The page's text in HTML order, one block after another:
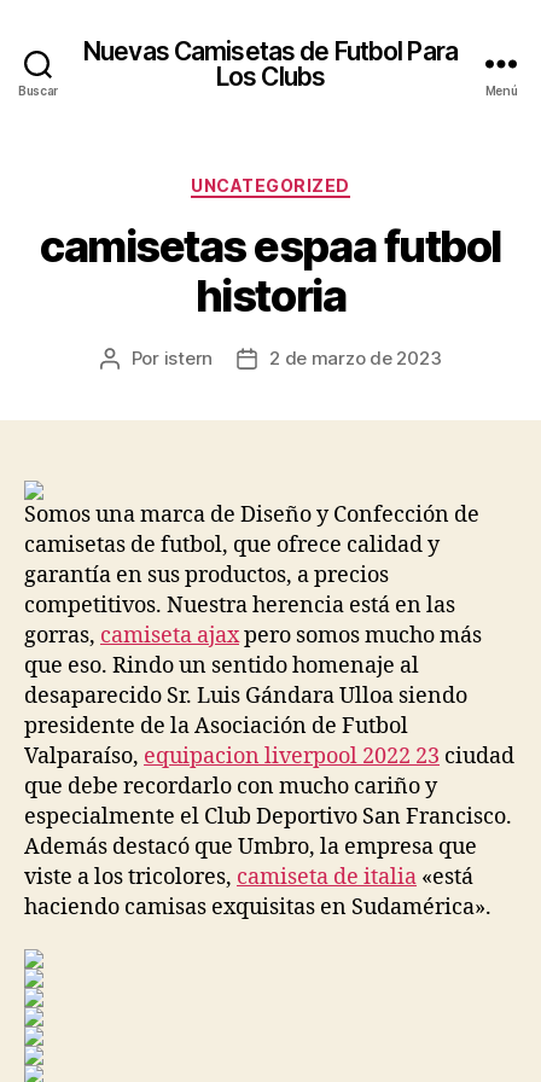
Buscar
Nuevas Camisetas de Futbol Para
Los Clubs
Menú
Categorías
UNCATEGORIZED
camisetas espaa futbol
historia
Autor
Por istern
Fecha2 de marzo de 2023
Somos una marca de Diseño y Confección de
camisetas de futbol, que ofrece calidad y
garantía en sus productos, a precios
competitivos. Nuestra herencia está en las
gorras, camiseta ajaxpero somos mucho más
que eso. Rindo un sentido homenaje al
desaparecido Sr. Luis Gándara Ulloa siendo
presidente de la Asociación de Futbol
Valparaíso, equipacion liverpool 2022 23 ciudad
que debe recordarlo con mucho cariño y
especialmente el Club Deportivo San Francisco.
Además destacó que Umbro, la empresa que
viste a los tricolores, camiseta de italia «está
haciendo camisas exquisitas en Sudamérica».